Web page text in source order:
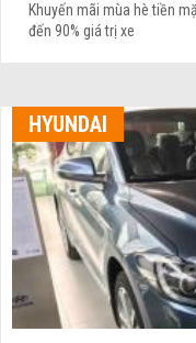
Khuyến mãi mùa hè tiền
đến 90% giá trị xe
HYUNDAI